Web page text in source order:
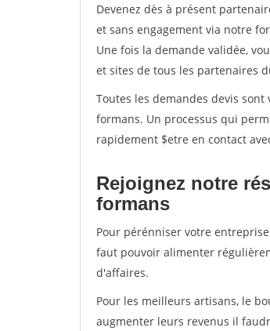
Devenez dès à présent
et sans engagement via notre
Une fois la demande validée,
et sites de tous les partenaires
Toutes les demandes devis
formans. Un processus qui
rapidement $etre en contact
Rejoignez notre
formans
Pour pérénniser votre
faut pouvoir alimenter
d'affaires.
Pour les meilleurs artisans, le
augmenter leurs revenus il